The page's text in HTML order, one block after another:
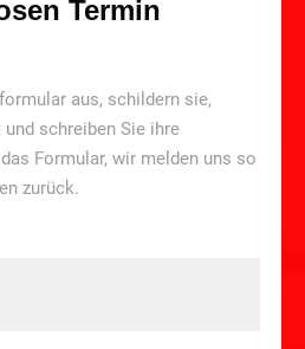
Termin
aus, schildern sie,
schreiben Sie ihre
Formular, wir melden uns so
zurück.